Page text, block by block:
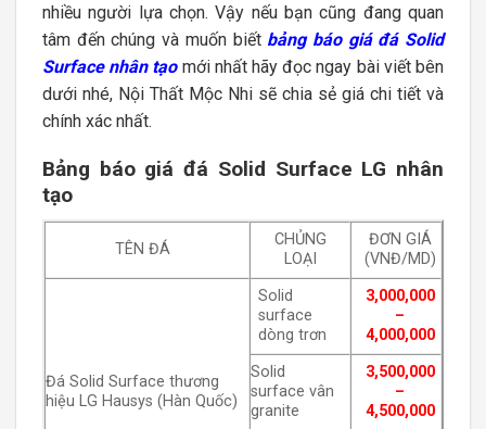
nhiều người lựa chọn. Vậy nếu bạn cũng đang quan
tâm đến chúng và muốn biết bảng báo giá đá Solid
Surface nhân tạomới nhất hãy đọc ngay bài viết bên
dưới nhé, Nội Thất Mộc Nhi sẽ chia sẻ giá chi tiết và
chính xác nhất.
Bảng báo giá đá Solid Surface LG nhân
tạo
TÊN ĐÁ
CHỦNG
LOẠI
ĐƠN GIÁ
(VNĐ/MD)
Đá Solid Surface thương
hiệu LG Hausys (Hàn Quốc)
Solid
surface
dòng trơn
3,000,000
–
4,000,000
Solid
surface vân
granite
3,500,000
–
4,500,000